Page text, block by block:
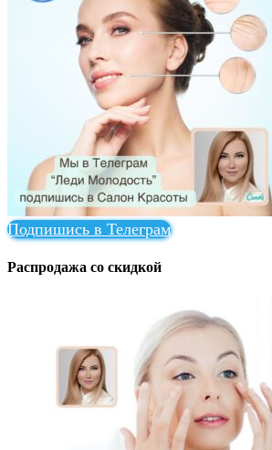
Подпишись в Телеграм
Распродажа со скидкой